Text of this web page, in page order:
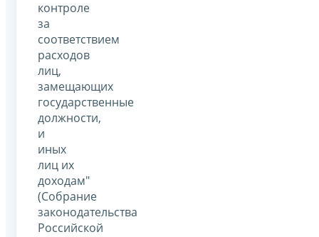
контроле
за
соответствием
расходов
лиц,
замещающих
государственные
должности,
и
иных
лиц их
доходам"
(Собрание
законодательства
Российской